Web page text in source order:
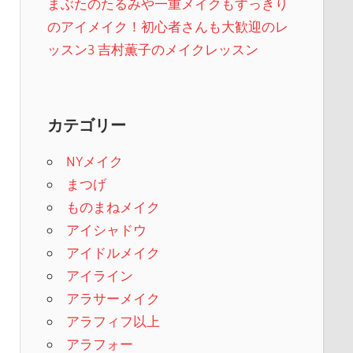
まぶたのたるみや一重メイクもすっきり
のアイメイク！初心者さんも大歓迎のレ
ッスン3 吉村薫子のメイクレッスン
カテゴリー
NYメイク
まつげ
ものまねメイク
アイシャドウ
アイドルメイク
アイライン
アラサーメイク
アラフィフ以上
アラフォー